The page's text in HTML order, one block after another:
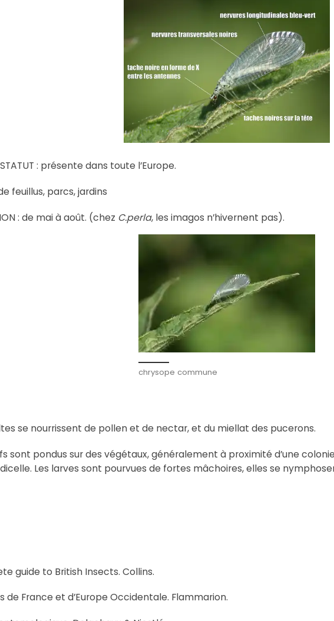
STATUT : présente dans toute l’Europe.
feuillus, parcs, jardins
: de mai à août. (chez C.perla, les imagos n’hivernent pas).
chrysope commune
se nourrissent de pollen et de nectar, et du miellat des pucerons.
sont pondus sur des végétaux, généralement à proximité d’une
Les larves sont pourvues de fortes mâchoires, elles se
guide to British Insects. Collins.
de France et d’Europe Occidentale. Flammarion.